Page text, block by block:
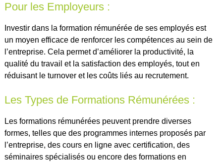
Pour les Employeurs :
Investir dans la formation rémunérée de ses employés est
un moyen efficace de renforcer les compétences au sein de
l’entreprise. Cela permet d’améliorer la productivité, la
qualité du travail et la satisfaction des employés, tout en
réduisant le turnover et les coûts liés au recrutement.
Les Types de Formations Rémunérées :
Les formations rémunérées peuvent prendre diverses
formes, telles que des programmes internes proposés par
l’entreprise, des cours en ligne avec certification, des
séminaires spécialisés ou encore des formations en